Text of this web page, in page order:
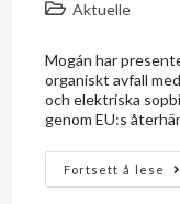
Aktuelle
Mogán har
organiskt avfall
och elektriska
genom EU:s
Fortsett å lese